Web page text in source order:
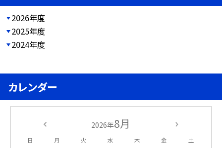
2026年度
2025年度
2024年度
カレンダー
2026年8月
日 月 火 水 木 金 土